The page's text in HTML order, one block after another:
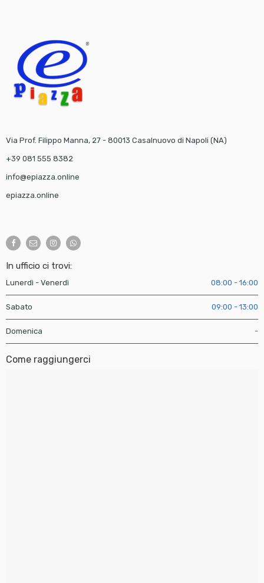
Via Prof. Filippo Manna, 27 - 80013 Casalnuovo di Napoli (NA)
+39 081 555 8382
info@epiazza.online
epiazza.online
In ufficio ci trovi:
Lunerdì - Venerdì 08:00 - 16:00
Sabato 09:00 - 13:00
Domenica -
Come raggiungerci